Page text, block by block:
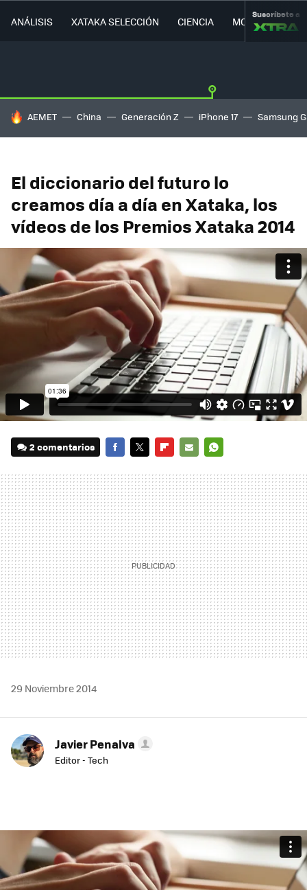
ANÁLISIS XATAKA SELECCIÓN CIENCIA MOVILIDAD
Suscríbete a
HOY SE HABLA DE
AEMET China Generación Z iPhone 17 Samsung
El diccionario del futuro lo
creamos día a día en Xataka, los
vídeos de los Premios Xataka 2014
2 comentarios
MAIL
29 Noviembre 2014
Javier Penalva
Editor - Tech